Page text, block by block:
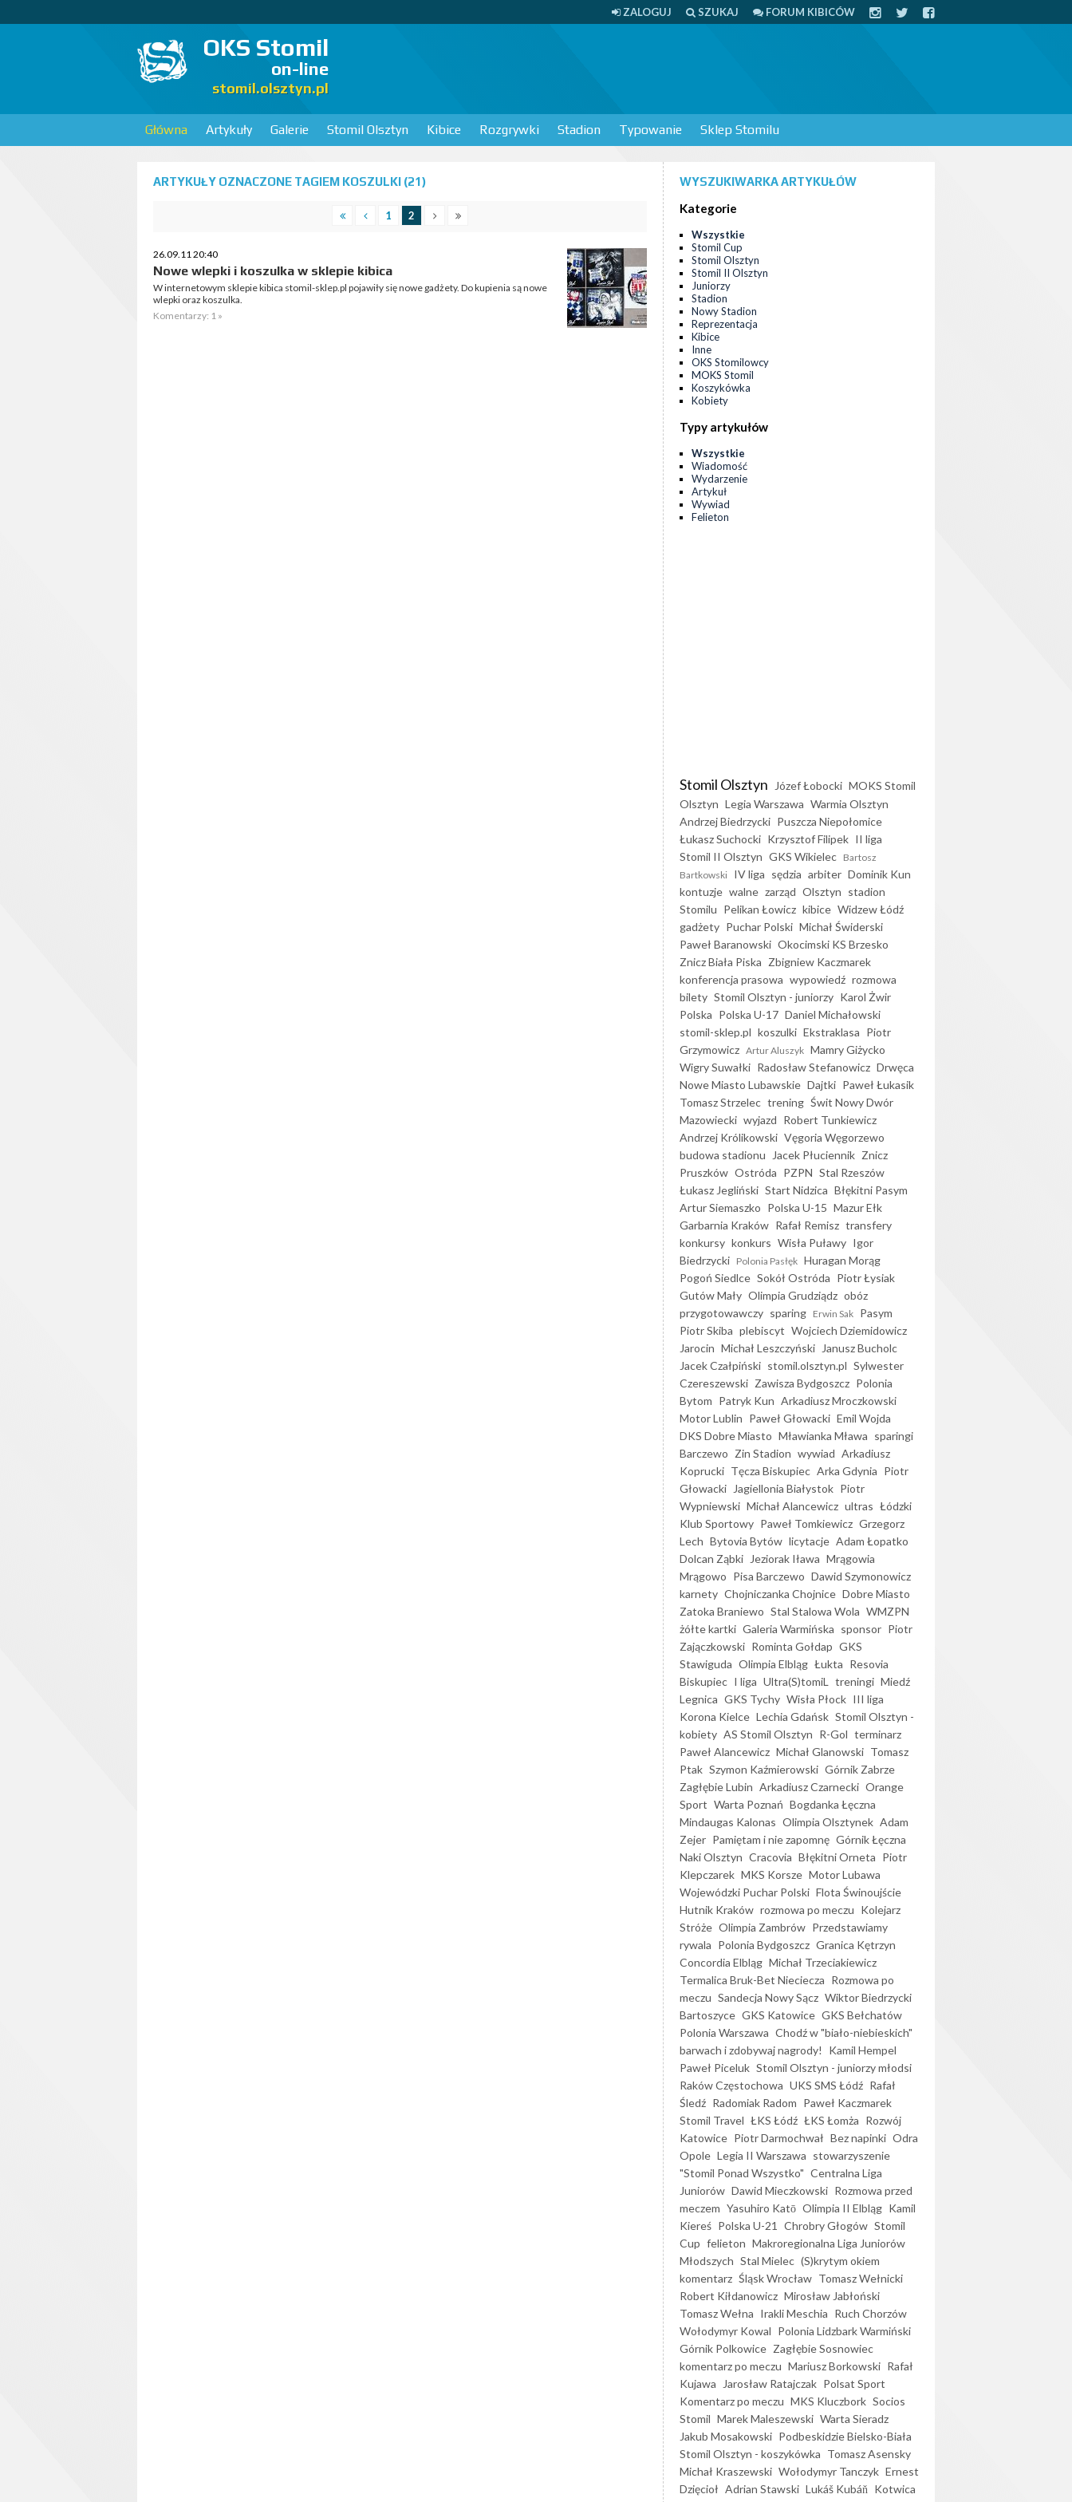
ZALOGUJ SZUKAJ FORUM KIBICÓW
OKS Stomil
on-line
stomil.olsztyn.pl
Główna Artykuły Galerie Stomil Olsztyn Kibice Rozgrywki Stadion Typowanie Sklep Stomilu
ARTYKUŁY OZNACZONE TAGIEM KOSZULKI (21)
1 2
26.09.11 20:40
Nowe wlepki i koszulka w sklepie kibica
W internetowym sklepie kibica stomil-sklep.pl pojawiły się nowe gadżety. Do kupienia są nowe
wlepki oraz koszulka.
Komentarzy: 1 »
WYSZUKIWARKA ARTYKUŁÓW
Kategorie
Wszystkie
Stomil Cup
Stomil Olsztyn
Stomil II Olsztyn
Juniorzy
Stadion
Nowy Stadion
Reprezentacja
Kibice
Inne
OKS Stomilowcy
MOKS Stomil
Koszykówka
Kobiety
Typy artykułów
Wszystkie
Wiadomość
Wydarzenie
Artykuł
Wywiad
Felieton
Stomil Olsztyn Józef Łobocki MOKS Stomil
Olsztyn Legia Warszawa Warmia Olsztyn
Andrzej Biedrzycki Puszcza Niepołomice
Łukasz Suchocki Krzysztof Filipek II liga
Stomil II Olsztyn GKS Wikielec Bartosz
Bartkowski IV liga sędzia arbiter Dominik Kun
kontuzje walne zarząd Olsztyn stadion
Stomilu Pelikan Łowicz kibice Widzew Łódź
gadżety Puchar Polski Michał Świderski
Paweł Baranowski Okocimski KS Brzesko
Znicz Biała Piska Zbigniew Kaczmarek
konferencja prasowa wypowiedź rozmowa
bilety Stomil Olsztyn - juniorzy Karol Żwir
Polska Polska U-17 Daniel Michałowski
stomil-sklep.pl koszulki Ekstraklasa Piotr
Grzymowicz Artur Aluszyk Mamry Giżycko
Wigry Suwałki Radosław Stefanowicz Drwęca
Nowe Miasto Lubawskie Dajtki Paweł Łukasik
Tomasz Strzelec trening Świt Nowy Dwór
Mazowiecki wyjazd Robert Tunkiewicz
Andrzej Królikowski Vęgoria Węgorzewo
budowa stadionu
Jacek Płuciennik Znicz
Pruszków Ostróda PZPN Stal Rzeszów
Łukasz Jegliński Start Nidzica Błękitni Pasym
Artur Siemaszko Polska U-15 Mazur Ełk
Garbarnia Kraków Rafał Remisz transfery
konkursy konkurs Wisła Puławy Igor
Biedrzycki Polonia Pasłęk Huragan Morąg
Pogoń Siedlce Sokół Ostróda Piotr Łysiak
Gutów Mały Olimpia Grudziądz obóz
przygotowawczy sparing Erwin Sak Pasym
Piotr Skiba plebiscyt Wojciech Dziemidowicz
Jarocin Michał Leszczyński
Janusz Bucholc
Jacek Czałpiński stomil.olsztyn.pl Sylwester
Czereszewski Zawisza Bydgoszcz Polonia
Bytom Patryk Kun Arkadiusz Mroczkowski
Motor Lublin Paweł Głowacki Emil Wojda
DKS Dobre Miasto Mławianka Mława sparingi
Barczewo Zin Stadion wywiad Arkadiusz
Koprucki Tęcza Biskupiec Arka Gdynia Piotr
Głowacki
Jagiellonia Białystok Piotr
Wypniewski Michał Alancewicz ultras Łódzki
Klub Sportowy Paweł Tomkiewicz Grzegorz
Lech Bytovia Bytów licytacje Adam Łopatko
Dolcan Ząbki
Jeziorak Iława Mrągowia
Mrągowo Pisa Barczewo Dawid Szymonowicz
karnety Chojniczanka Chojnice Dobre Miasto
Zatoka Braniewo Stal Stalowa Wola WMZPN
żółte kartki Galeria Warmińska sponsor Piotr
Zajączkowski Rominta Gołdap GKS
Stawiguda Olimpia Elbląg Łukta Resovia
Biskupiec I liga Ultra(S)tomiL treningi Miedź
Legnica GKS Tychy Wisła Płock III liga
Korona Kielce Lechia Gdańsk Stomil Olsztyn -
kobiety AS Stomil Olsztyn R-Gol terminarz
Paweł Alancewicz Michał Glanowski Tomasz
Ptak Szymon Kaźmierowski Górnik Zabrze
Zagłębie Lubin Arkadiusz Czarnecki Orange
Sport Warta Poznań Bogdanka Łęczna
Mindaugas Kalonas Olimpia Olsztynek Adam
Zejer Pamiętam i nie zapomnę Górnik Łęczna
Naki Olsztyn Cracovia Błękitni Orneta Piotr
Klepczarek MKS Korsze Motor Lubawa
Wojewódzki Puchar Polski Flota Świnoujście
Hutnik Kraków rozmowa po meczu Kolejarz
Stróże Olimpia Zambrów Przedstawiamy
rywala Polonia Bydgoszcz Granica Kętrzyn
Concordia Elbląg Michał Trzeciakiewicz
Termalica Bruk-Bet Nieciecza Rozmowa po
meczu Sandecja Nowy Sącz Wiktor Biedrzycki
Bartoszyce GKS Katowice GKS Bełchatów
Polonia Warszawa Chodź w "biało-niebieskich"
barwach i zdobywaj nagrody!
Kamil Hempel
Paweł Piceluk Stomil Olsztyn - juniorzy młodsi
Raków Częstochowa UKS SMS Łódź Rafał
Śledź Radomiak Radom Paweł Kaczmarek
Stomil Travel ŁKS Łódź ŁKS Łomża Rozwój
Katowice Piotr Darmochwał Bez napinki Odra
Opole Legia II Warszawa stowarzyszenie
"Stomil Ponad Wszystko" Centralna Liga
Juniorów Dawid Mieczkowski Rozmowa przed
meczem Yasuhiro Katō Olimpia II Elbląg Kamil
Kiereś Polska U-21 Chrobry Głogów Stomil
Cup felieton Makroregionalna Liga Juniorów
Młodszych Stal Mielec (S)krytym okiem
komentarz Śląsk Wrocław Tomasz Wełnicki
Robert Kiłdanowicz Mirosław Jabłoński
Tomasz Wełna Irakli Meschia Ruch Chorzów
Wołodymyr Kowal Polonia Lidzbark Warmiński
Górnik Polkowice Zagłębie Sosnowiec
komentarz po meczu Mariusz Borkowski Rafał
Kujawa
Jarosław Ratajczak Polsat Sport
Komentarz po meczu MKS Kluczbork Socios
Stomil Marek Maleszewski Warta Sieradz
Jakub Mosakowski Podbeskidzie Bielsko-Biała
Stomil Olsztyn - koszykówka Tomasz Asensky
Michał Kraszewski Wołodymyr Tanczyk Ernest
Dzięcioł Adrian Stawski Lukáš Kubáň Kotwica